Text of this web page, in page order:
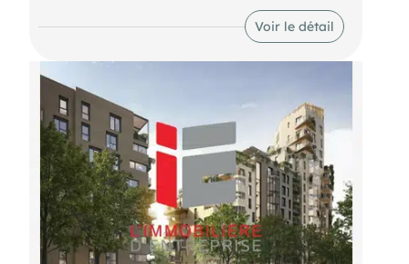
Voir le détail